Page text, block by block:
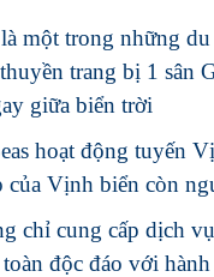
là một trong những du
trang bị 1
giữa biển trời
hoạt động tuyến
Vịnh biển còn
chỉ cung cấp dịch
độc đáo với